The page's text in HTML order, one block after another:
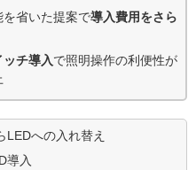
を省いた提案で導入費用をさら
チ導入で照明操作の利便性が
LEDへの入れ替え
導入